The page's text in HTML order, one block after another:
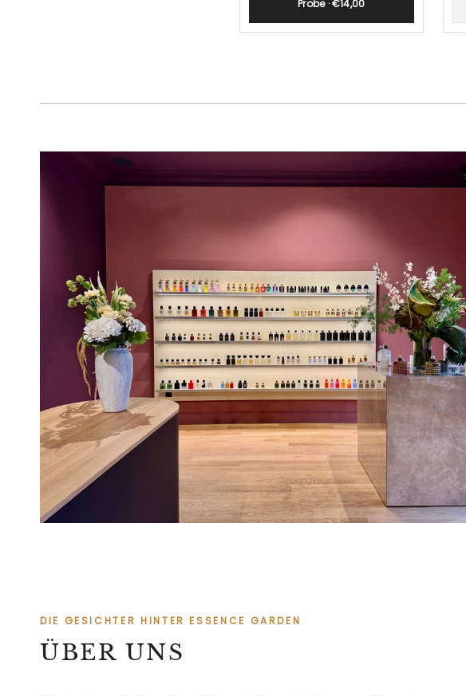
Probe · €14,00
DIE GESICHTER HINTER ESSENCE GARDEN
ÜBER UNS